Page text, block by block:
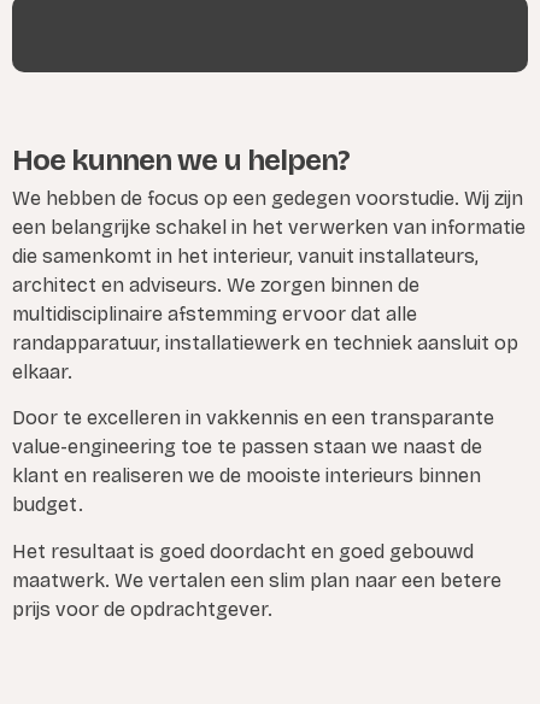
Hoe kunnen we u helpen?
We hebben de focus op een gedegen voorstudie. Wij zijn
een belangrijke schakel in het verwerken van informatie
die samenkomt in het interieur, vanuit installateurs,
architect en adviseurs. We zorgen binnen de
multidisciplinaire afstemming ervoor dat alle
randapparatuur, installatiewerk en techniek aansluit op
elkaar.
Door te excelleren in vakkennis en een transparante
value-engineering toe te passen staan we naast de
klant en realiseren we de mooiste interieurs binnen
budget.
Het resultaat is goed doordacht en goed gebouwd
maatwerk. We vertalen een slim plan naar een betere
prijs voor de opdrachtgever.